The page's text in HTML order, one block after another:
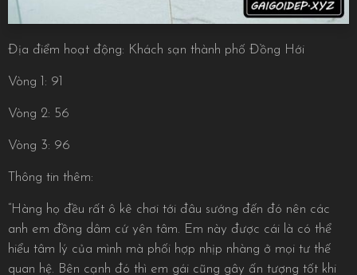
Địa điểm hoạt động: Khách sạn thành phố Đồng Hới
Vòng 1: 91
Vòng 2: 56
Vòng 3: 96
Thông tin thêm:
“Hàng họ đều rất ô kê chơi tới đâu sướng đến đó nên các
anh em đồng dâm cứ yên tâm. Em này được cái là có thể
hiểu tâm lý của mình mà phối hợp nhịp nhàng ở mọi tư thế
quan hệ. Bên cạnh đó thì em gái cũng gây ấn tượng tốt khi